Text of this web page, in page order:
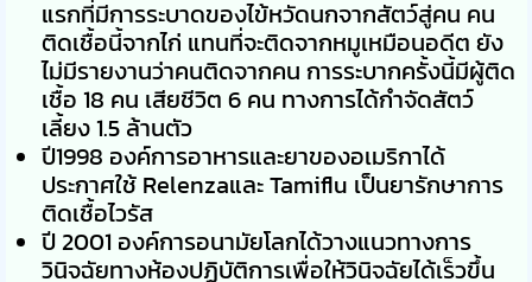
แรกที่มีการระบาดของไข้หวัดนกจากสัตว์สู่คน คน
ติดเชื้อนี้จากไก่ แทนที่จะติดจากหมูเหมือนอดีต ยัง
ไม่มีรายงานว่าคนติดจากคน การระบากครั้งนี้มีผู้ติด
เชื้อ 18 คน เสียชีวิต 6 คน ทางการได้กำจัดสัตว์
เลี้ยง 1.5 ล้านตัว
ปี1998 องค์การอาหารและยาของอเมริกาได้
ประกาศใช้ Relenzaและ Tamiflu เป็นยารักษาการ
ติดเชื้อไวรัส
ปี 2001 องค์การอนามัยโลกได้วางแนวทางการ
วินิจฉัยทางห้องปฏิบัติการเพื่อให้วินิจฉัยได้เร็วขึ้น